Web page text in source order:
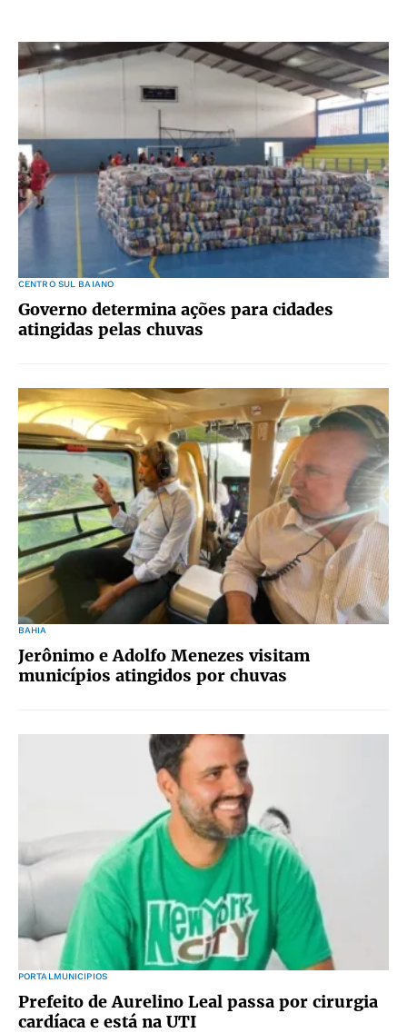
CENTRO SUL BAIANO
Governo determina ações para cidades
atingidas pelas chuvas
BAHIA
Jerônimo e Adolfo Menezes visitam
municípios atingidos por chuvas
PORTALMUNICIPIOS
Prefeito de Aurelino Leal passa por cirurgia
cardíaca e está na UTI